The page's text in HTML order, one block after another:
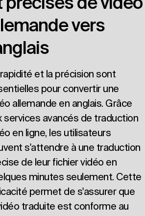
vers
et la précision sont
pour convertir une
allemande en anglais. Grâce
services avancés de traduction
en ligne, les utilisateurs
s'attendre à une traduction
de leur fichier vidéo en
minutes seulement. Cette
permet de s'assurer que
traduite est conforme au